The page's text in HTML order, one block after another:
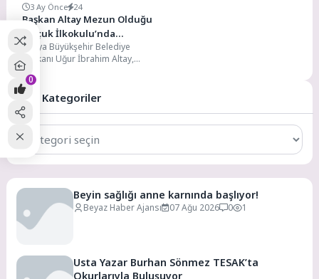
3 Ay Önce 24
Başkan Altay Mezun Olduğu
Selçuk İlkokulu’nda
Öğrencilerle Buluştu
Konya Büyükşehir Belediye
Başkanı Uğur İbrahim Altay,
yıllar önce öğrencisi olduğu
Meram Selçuk İlkokulu’nu
ziyaret...
Tüm Kategoriler
Tüm
Kategoriler
Beyin sağlığı anne karnında başlıyor!
Beyaz Haber Ajansı 07 Ağu 2026 0 1
Usta Yazar Burhan Sönmez TESAK’ta
Okurlarıyla Buluşuyor
0